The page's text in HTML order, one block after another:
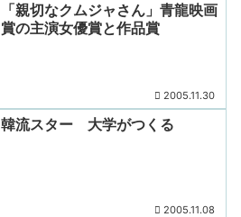
「親切なクムジャさん」青龍映画
賞の主演女優賞と作品賞
2005.11.30
韓流スター 大学がつくる
2005.11.08